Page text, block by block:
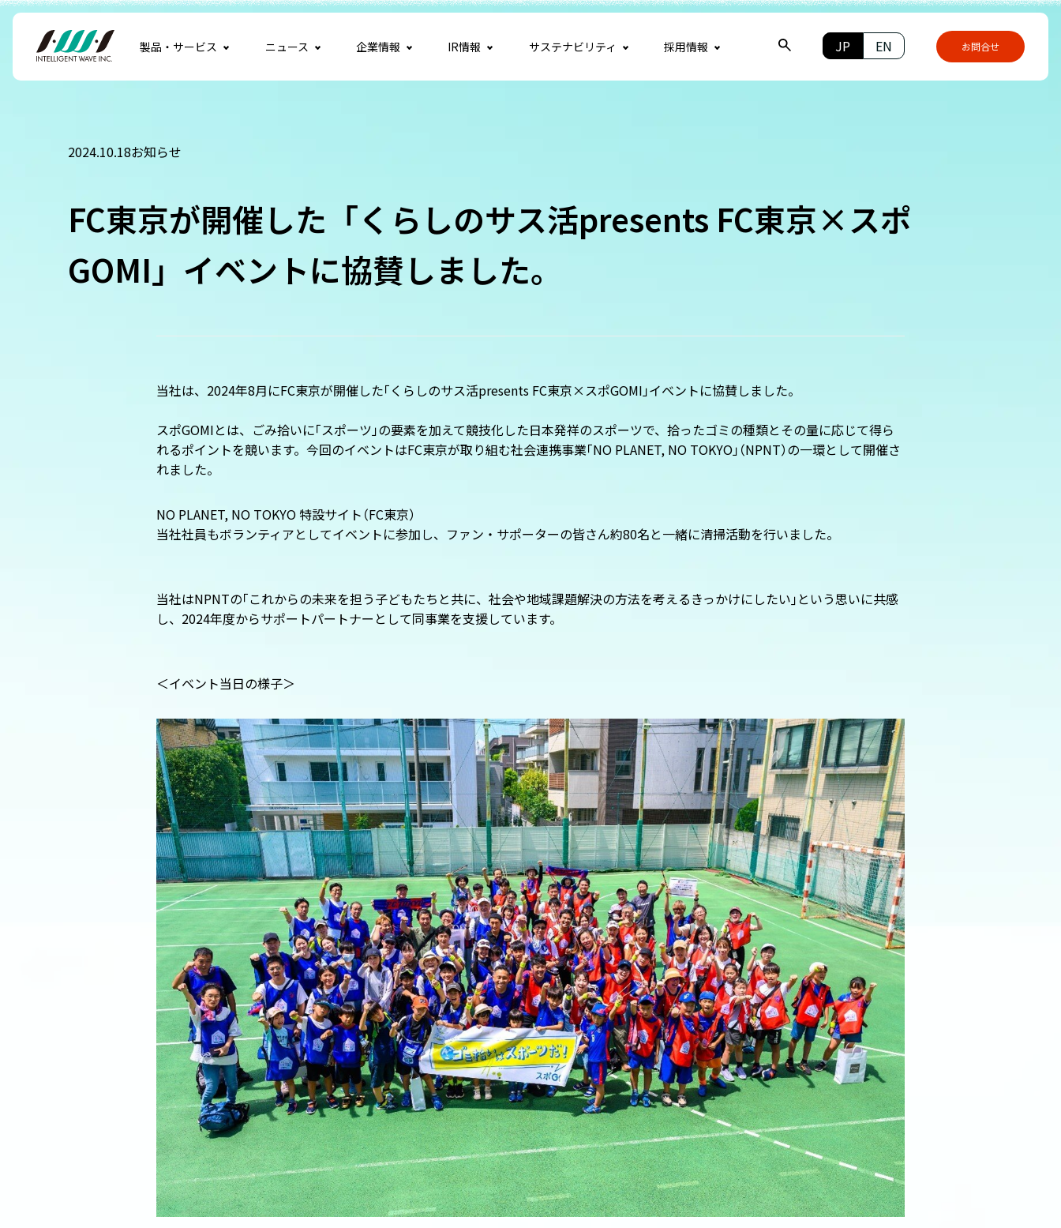
製品・サービス ニュース 企業情報 IR情報 サステナビリティ 採用情報 JP EN お問合せ
2024.10.18お知らせ
FC東京が開催した「くらしのサス活presents FC東京×スポ
GOMI」イベントに協賛しました。
当社は、 2024年8月にFC東京が開催した「くらしのサス活presents FC東京×スポGOMI」イベントに協賛しました。
スポGOMIとは、ごみ拾いに「スポーツ」の要素を加えて競技化した日本発祥のスポーツで、拾ったゴミの種類とその量に応じて得ら
れるポイントを競います。今回のイベントはFC東京が取り組む社会連携事業「NO PLANET, NO TOKYO」
（NPNT）の一環として開催さ
れました。
NO PLANET, NO TOKYO 特設サイト（FC東京）
当社社員もボランティアとしてイベントに参加し、ファン・サポーターの皆さん約80名と一緒に清掃活動を行いました。
当社はNPNTの｢これからの未来を担う子どもたちと共に、社会や地域課題解決の方法を考えるきっかけにしたい｣という思いに共感
し、 2024年度からサポートパートナーとして同事業を支援しています。
＜イベント当日の様子＞